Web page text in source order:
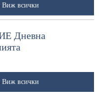
Виж всички
Дневна
Виж всички